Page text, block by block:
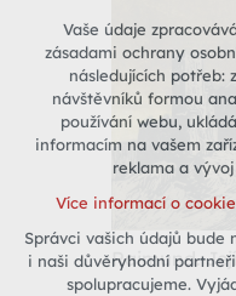
Raimund.
Technická cookies
nutná pro
udržení kontextu
případná přihlášení,
Volitelná cookies
vyhodnocení
marketingová
Více informací o
Vaše údaje
zásadami ochrany
následujících potřeb:
návštěvníků formou
používání webu,
informacím na vašem
reklama a
Více informací o
Správci vašich údajů bude
i naši důvěryhodní
spolupracujeme.